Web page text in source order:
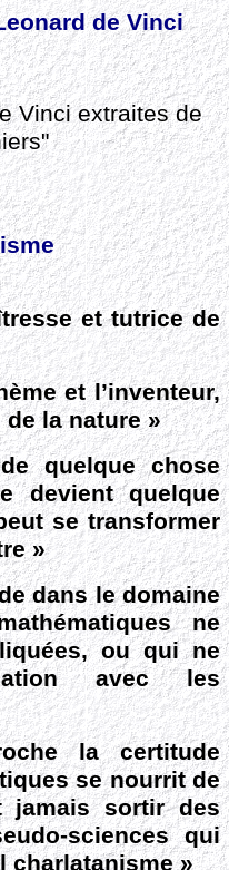
de Vinci
Vinci extraites de
et tutrice de
et l’inventeur,
la nature »
quelque chose
devient quelque
se transformer
»
dans le domaine
ne
ou qui ne
avec les
la certitude
se nourrit de
jamais sortir des
sciences qui
charlatanisme »